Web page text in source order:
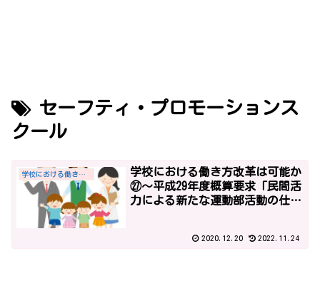
セーフティ・プロモーションス
クール
学校における働き方改革
学校における働き方改革は可能か
㉗～平成29年度概算要求「民間活
力による新たな運動部活動の仕組
の改善計画」～2020.12.20 2022.11.24